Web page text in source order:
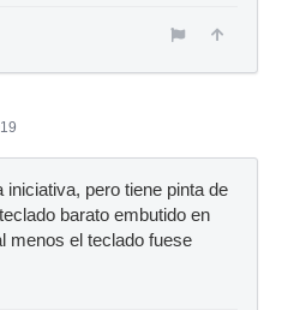
pero tiene pinta de
barato embutido en
menos el teclado fuese